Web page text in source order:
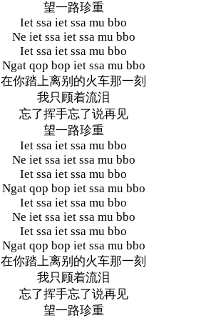
望一路珍重
Iet ssa iet ssa mu bbo
Ne iet ssa iet ssa mu bbo
Iet ssa iet ssa mu bbo
Ngat qop bop iet ssa mu bbo
在你踏上离别的火车那一刻
我只顾着流泪
忘了挥手忘了说再见
望一路珍重
Iet ssa iet ssa mu bbo
Ne iet ssa iet ssa mu bbo
Iet ssa iet ssa mu bbo
Ngat qop bop iet ssa mu bbo
Iet ssa iet ssa mu bbo
Ne iet ssa iet ssa mu bbo
Iet ssa iet ssa mu bbo
Ngat qop bop iet ssa mu bbo
在你踏上离别的火车那一刻
我只顾着流泪
忘了挥手忘了说再见
望一路珍重